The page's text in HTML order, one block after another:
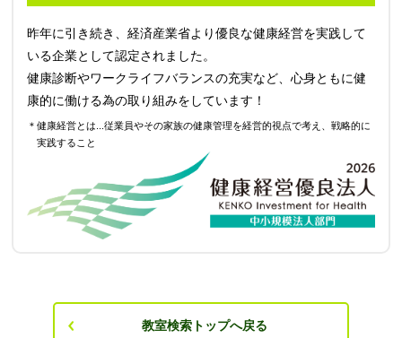
昨年に引き続き、経済産業省より優良な健康経営を実践して
いる企業として認定されました。
健康診断やワークライフバランスの充実など、心身ともに健
康的に働ける為の取り組みをしています！
＊健康経営とは...従業員やその家族の健康管理を経営的視点で考え、戦略的に
実践すること
教室検索トップへ戻る